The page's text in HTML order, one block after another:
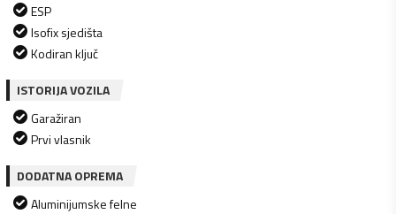
ESP
Isofix sjedišta
Kodiran ključ
ISTORIJA VOZILA
Garažiran
Prvi vlasnik
DODATNA OPREMA
Aluminijumske felne